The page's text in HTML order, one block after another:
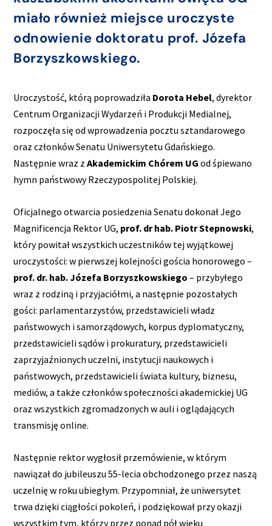
miało również miejsce uroczyste
odnowienie doktoratu prof. Józefa
Borzyszkowskiego.
Uroczystość, którą poprowadziła Dorota Hebel, dyrektor
Centrum Organizacji Wydarzeń i Produkcji Medialnej,
rozpoczęła się od wprowadzenia pocztu sztandarowego
oraz członków Senatu Uniwersytetu Gdańskiego.
Następnie wraz zAkademickim Chórem UG od śpiewano
hymn państwowy Rzeczypospolitej Polskiej.
Oficjalnego otwarcia posiedzenia Senatu dokonał Jego
Magnificencja Rektor UG, prof. dr hab. Piotr Stepnowski,
który powitał wszystkich uczestników tej wyjątkowej
uroczystości: w pierwszej kolejności gościa honorowego –
prof. dr. hab. Józefa Borzyszkowskiego– przybyłego
wraz z rodziną i przyjaciółmi, a następnie pozostałych
gości: parlamentarzystów, przedstawicieli władz
państwowych i samorządowych, korpus dyplomatyczny,
przedstawicieli sądów i prokuratury, przedstawicieli
zaprzyjaźnionych uczelni, instytucji naukowych i
państwowych, przedstawicieli świata kultury, biznesu,
mediów, a także członków społeczności akademickiej UG
oraz wszystkich zgromadzonych w auli i oglądających
transmisję online.
Następnie rektor wygłosił przemówienie, w którym
nawiązał do jubileuszu 55-lecia obchodzonego przez naszą
uczelnię w roku ubiegłym. Przypomniał, że uniwersytet
trwa dzięki ciągłości pokoleń, i podziękował przy okazji
wszystkim tym, którzy przez ponad pół wieku